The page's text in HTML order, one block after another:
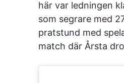
här var ledningen
som segrare med
pratstund med
match där Årsta